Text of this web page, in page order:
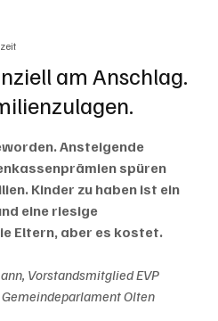
am Anschlag.
Ansteigende
spüren
Kinder zu haben ist ein
eine riesige
Eltern, aber es kostet.
Vorstandsmitglied EVP
Olten